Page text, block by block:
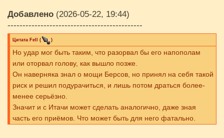
Добавлено (2026-05-22, 19:44)
---------------------------------------------
Цитата Fell ( )
Но удар мог быть таким, что разорвал бы его напополам
или оторвал голову, как вышло позже.
Он наверняка знал о мощи Берсов, но принял на себя такой
риск и решил подурачиться, и лишь потом драться более-
менее серьёзно.
Значит и с Итачи может сделать аналогично, даже зная
часть его приёмов. Что может быть для него фатально.